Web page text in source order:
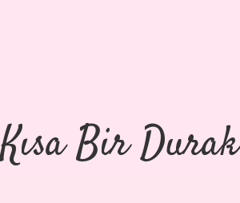
Kısa Bir Durak